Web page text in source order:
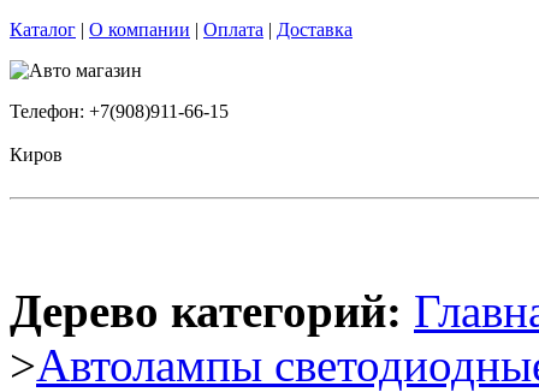
Каталог | О компании | Оплата | Доставка
Телефон: +7(908)911-66-15
Киров
Дерево категорий:
>Автолампы